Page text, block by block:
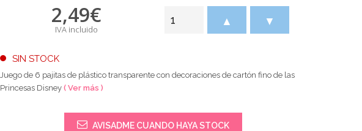
2,49€
IVA incluido
SIN STOCK
▲ ▼
Juego de 6 pajitas de plástico transparente con decoraciones de cartón fino de las
Princesas Disney ( Ver más )
AVISADME CUANDO HAYA STOCK